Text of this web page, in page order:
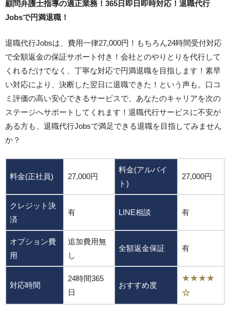
顧問弁護士指導の適正業務！365日即日即時対応！退職代行
Jobsで円満退職！
退職代行Jobsは、費用一律27,000円！もちろん24時間受付対応
で全額返金の保証サポート付き！会社とのやりとりを代行して
くれるだけでなく、丁寧な対応で円満退職を目指します！素早
い対応により、決断した翌日に退職できた！という声も。口コ
ミ評価の高い安心できるサービスで、あなたのキャリアを次の
ステージへサポートしてくれます！退職代行サービスに不安が
ある方も、退職代行Jobsで満足できる退職を目指してみません
か？
料金(正社員) 27,000円
料金(アルバイ
ト)
27,000円
クレジット決
済
有 LINE相談 有
オプション費
用
追加費用無
し
全額返金保証 有
対応時間
24時間365
日
おすすめ度
★★★★
☆